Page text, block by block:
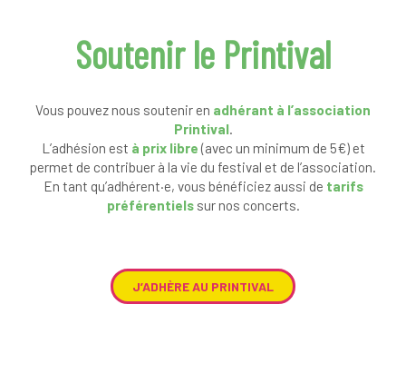
Soutenir le Printival
Vous pouvez nous soutenir en adhérant à l’association
Printival.
L’adhésion est à prix libre (avec un minimum de 5€) et
permet de contribuer à la vie du festival et de l’association.
En tant qu’adhérent·e, vous bénéficiez aussi de tarifs
préférentielssur nos concerts.
J’ADHÈRE AU PRINTIVAL